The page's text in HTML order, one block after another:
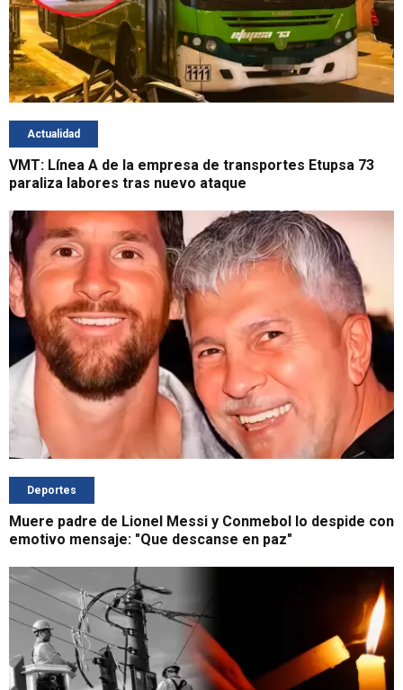
Actualidad
VMT: Línea A de la empresa de transportes Etupsa 73
paraliza labores tras nuevo ataque
Deportes
Muere padre de Lionel Messi y Conmebol lo despide con
emotivo mensaje: "Que descanse en paz"